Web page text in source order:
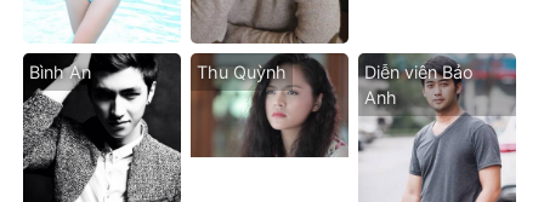
Bình An Thu Quỳnh
Diễn viên Bảo
Anh